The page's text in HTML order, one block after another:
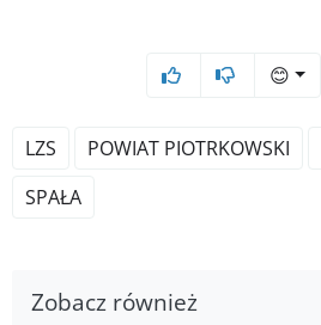
😊
LZS POWIAT PIOTRKOWSKI
SPAŁA
Zobacz również